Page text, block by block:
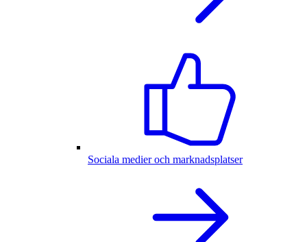
Sociala medier och marknadsplatser